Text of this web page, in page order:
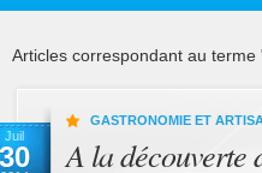
Articles correspondant au terme
Juil
30
GASTRONOMIE ET
A la découverte